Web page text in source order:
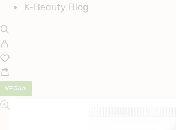
K-Beauty Blog
VEGAN